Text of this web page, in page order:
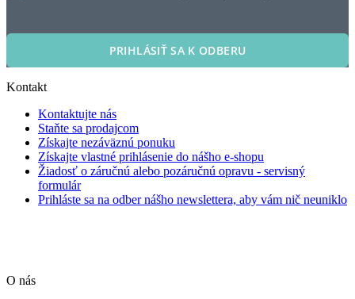
PRIHLÁSIŤ SA K ODBERU
Kontakt
Kontaktujte nás
Staňte sa prodajcom
Získajte nezáväznú ponuku
Získajte vlastné prihlásenie do nášho e-shopu
Žiadosť o záručnú alebo pozáručnú opravu - servisný
formulár
Prihláste sa na odber nášho newslettera, aby vám nič neuniklo
O nás